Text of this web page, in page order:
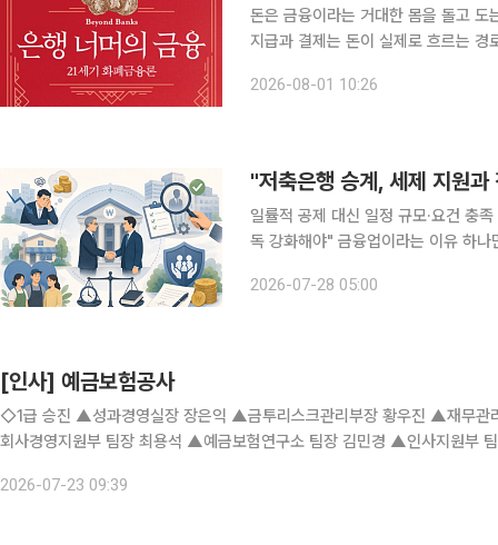
돈은 금융이라는 거대한 몸을 돌고 도
지급과 결제는 돈이 실제로 흐르는
(CBDC)가 부상한 지금, 화폐를 이해
2026-08-01 10:26
"저축은행 승계, 세제 지원
일률적 공제 대신 일정 규모·요건 충
독 강화해야" 금융업이라는 이유 하나만으로 저축은행을 가업승계 특례에서 일률적으로 제외하는
택을 저축은행 전체에 적용하는 방식
2026-07-28 05:00
[인사] 예금보험공사
◇1급 승진 ▲성과경영실장 장은익 ▲금투리스크관리부장 황우진 ▲재무관리부장 최지만 ◇2급 승진 ▲기획조정
회사경영지원부 팀장 최용석 ▲예금보험연구소 팀장 김민경 ▲인사지원부 팀장 김대의 ◇3급 승진 ▲김은애 ▲김지
2026-07-23 09:39